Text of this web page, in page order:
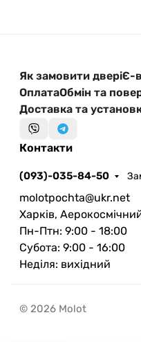
Як замовити дверіЄ-
ОплатаОбмін та
Доставка та
Контакти
(093)-035-84-50
molotpochta@ukr.net
Харків,
Пн-Птн: 9:00 - 18:00
Субота: 9:00 - 16:00
Неділя: вихідний
© 2026 Molot